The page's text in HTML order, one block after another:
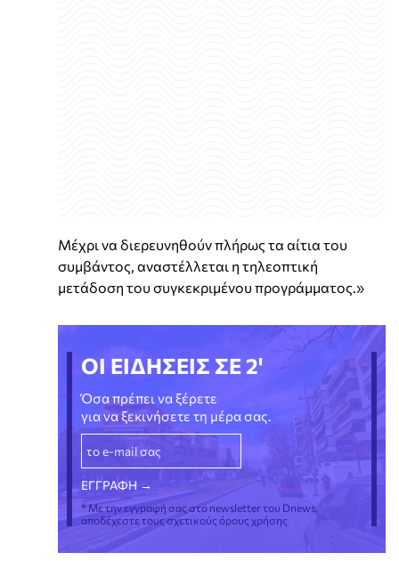
Μέχρι να διερευνηθούν πλήρως τα αίτια του
συμβάντος, αναστέλλεται η τηλεοπτική
μετάδοση του συγκεκριμένου προγράμματος.»
ΟΙ ΕΙΔΗΣΕΙΣ ΣΕ 2'
Όσα πρέπει να ξέρετε
για να ξεκινήσετε τη μέρα σας.
* Με την εγγραφή σας στο newsletter του Dnews,
αποδέχεστε τους σχετικούς όρους χρήσης